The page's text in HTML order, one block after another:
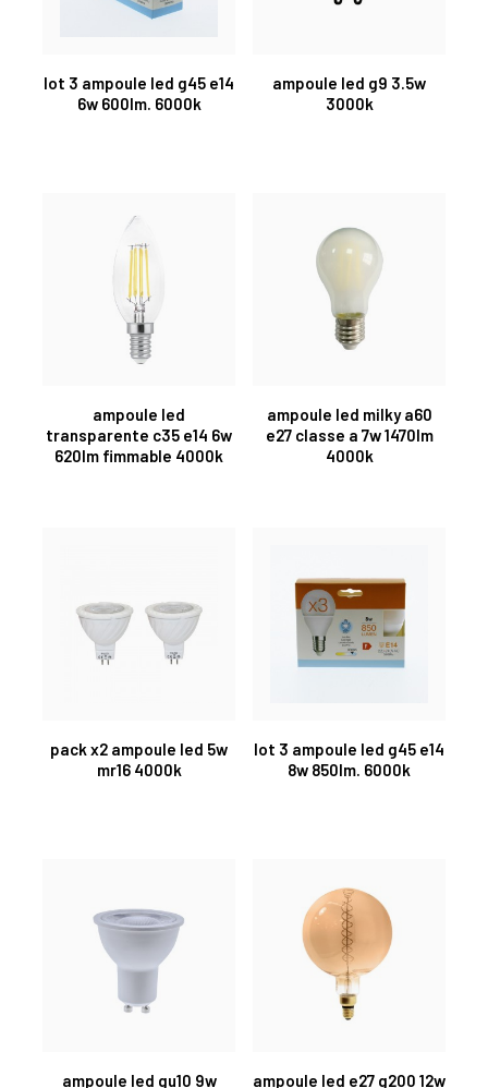
lot 3 ampoule led g45 e14
6w 600lm. 6000k
ampoule led g9 3.5w
3000k
ampoule led
transparente c35 e14 6w
620lm fimmable 4000k
ampoule led milky a60
e27 classe a 7w 1470lm
4000k
pack x2 ampoule led 5w
mr16 4000k
lot 3 ampoule led g45 e14
8w 850lm. 6000k
ampoule led gu10 9w
ampoule led e27 g200 12w